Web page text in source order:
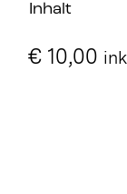
Inhalt
€ 10,00